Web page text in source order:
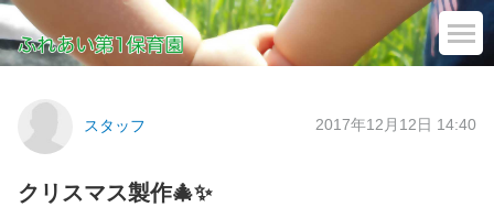
スタッフ 2017年12月12日 14:40
クリスマス製作🎄✨